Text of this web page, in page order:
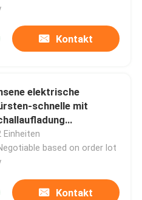
Kontakt
elektrische
schnelle mit
mit 4 Modi
Einheiten
based on order lot
Kontakt